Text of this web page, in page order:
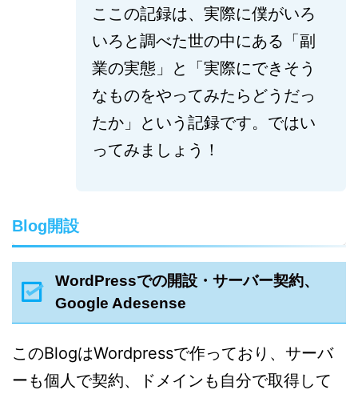
ここの記録は、実際に僕がいろ
いろと調べた世の中にある「副
業の実態」と「実際にできそう
なものをやってみたらどうだっ
たか」という記録です。ではい
ってみましょう！
Blog開設
WordPressでの開設・サーバー契約、
Google Adesense
このBlogはWordpressで作っており、サーバ
ーも個人で契約、ドメインも自分で取得して